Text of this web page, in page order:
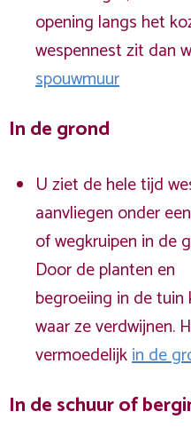
opening langs het
wespennest zit dan
spouwmuur
In de grond
U ziet de hele tijd
aanvliegen onder
of wegkruipen in de
Door de planten en
begroeiing in de
waar ze verdwijnen.
vermoedelijkin de
In de schuur of